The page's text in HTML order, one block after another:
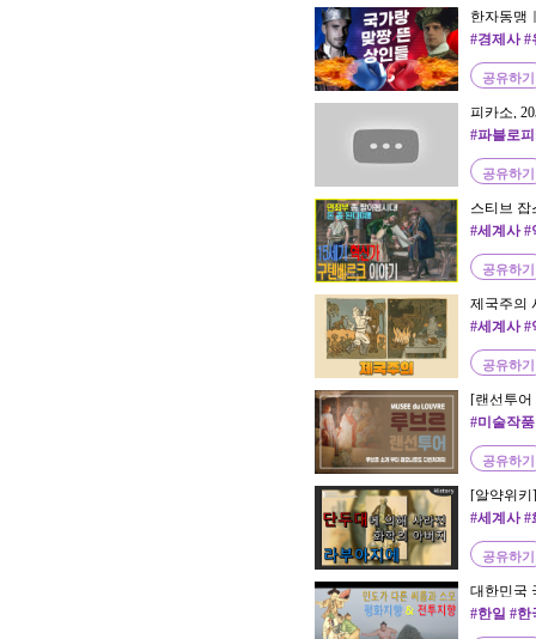
한자동맹
#경제사 #
공유하기
피카소,
Picasso?)
#파블로
공유하기
스티브 잡
부도 팔았
#세계사 #
공유하기
제국주의
역사 25부
#세계사 #
공유하기
[랜선투어
#미술작
술작품
공유하기
[알약위
#세계사 #
#교양세
공유하기
대한민국
스모
#한일 #한